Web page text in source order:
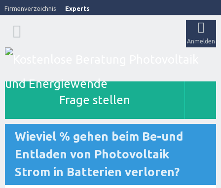
Firmenverzeichnis Experts
Anmelden
Frage stellen
Wieviel % gehen beim Be-und
Entladen von Photovoltaik
Strom in Batterien verloren?